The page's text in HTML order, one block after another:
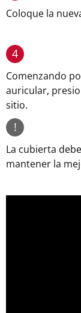
Coloque la
4
Comenzando
auricular,
sitio.
!
La cubierta
mantener la